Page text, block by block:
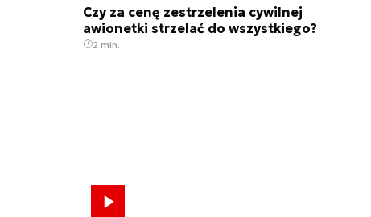
Czy za cenę zestrzelenia cywilnej
awionetki strzelać do wszystkiego?
2 min.